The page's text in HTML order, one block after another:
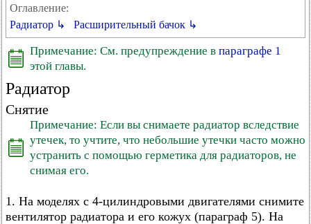
Оглавление:
Радиатор ↳
Расширительный бачок ↳
Примечание: См. предупреждение в параграфе 1
этой главы.
Радиатор
Снятие
Примечание: Если вы снимаете радиатор вследствие
утечек, то учтите, что небольшие утечки часто можно
устранить с помощью герметика для радиаторов, не
снимая его.
1. На моделях с 4-цилиндровыми двигателями снимите
вентилятор радиатора и его кожух (параграф 5). На